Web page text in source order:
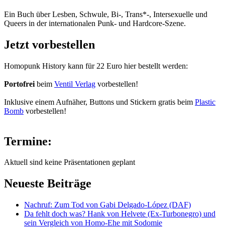
Ein Buch über Lesben, Schwule, Bi-, Trans*-, Intersexuelle und
Queers in der internationalen Punk- und Hardcore-Szene.
Jetzt vorbestellen
Homopunk History kann für 22 Euro hier bestellt werden:
Portofrei beim Ventil Verlag vorbestellen!
Inklusive einem Aufnäher, Buttons und Stickern gratis beim Plastic
Bomb vorbestellen!
Termine:
Aktuell sind keine Präsentationen geplant
Neueste Beiträge
Nachruf: Zum Tod von Gabi Delgado-López (DAF)
Da fehlt doch was? Hank von Helvete (Ex-Turbonegro) und
sein Vergleich von Homo-Ehe mit Sodomie